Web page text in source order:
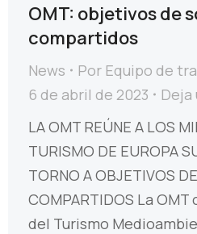
OMT: objetivos de
compartidos
News Por Equipo de
6 de abril de 2023
LA OMT REÚNE A LOS
TURISMO DE EUROPA
TORNO A OBJETIVOS
COMPARTIDOS La
del Turismo